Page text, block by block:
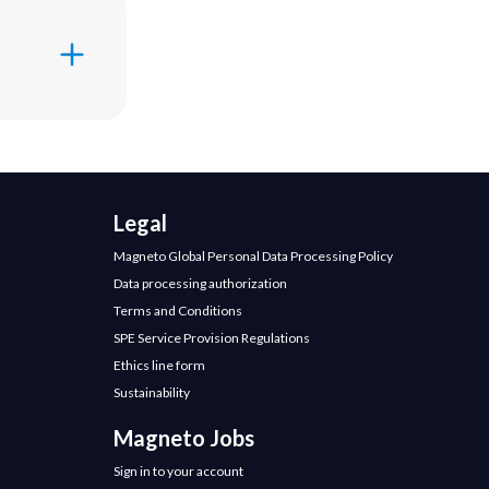
realizan
Smides
la
un favor’ a
Legal
Magneto Global Personal Data Processing Policy
Data processing authorization
Terms and Conditions
SPE Service Provision Regulations
Ethics line form
Sustainability
Magneto Jobs
Sign in to your account